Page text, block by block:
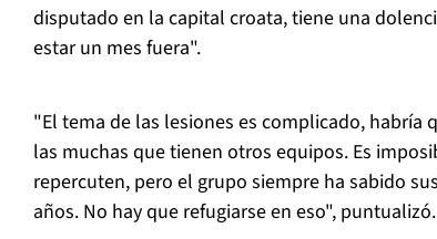
disputado en la capital croata, tiene una
estar un mes fuera".
"El tema de las lesiones es complicado, habría
las muchas que tienen otros equipos. Es
repercuten, pero el grupo siempre ha sabido
años. No hay que refugiarse en eso", puntualizó.